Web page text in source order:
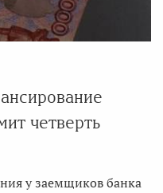
четверть
у заемщиков банка